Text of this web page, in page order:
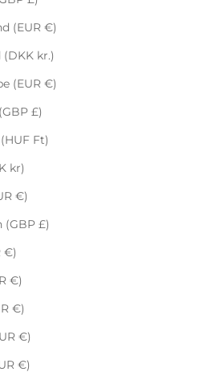
Griekenland (EUR €)
Groenland (DKK kr.)
Guadeloupe (EUR €)
Guernsey (GBP £)
Hongarije (HUF Ft)
IJsland (ISK kr)
Ierland (EUR €)
Isle of Man (GBP £)
Italië (EUR €)
Japan (EUR €)
Jersey (EUR €)
Kosovo (EUR €)
Kroatië (EUR €)